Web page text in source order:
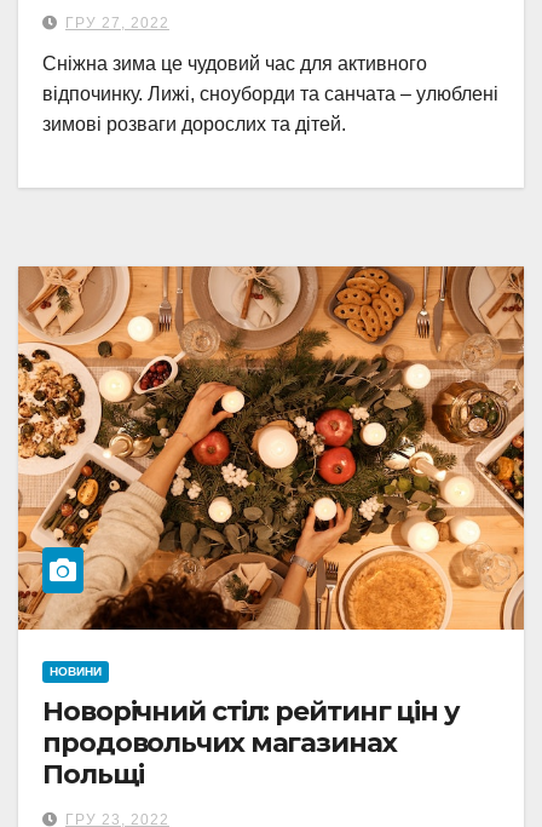
ГРУ 27, 2022
Сніжна зима це чудовий час для активного
відпочинку. Лижі, сноуборди та санчата – улюблені
зимові розваги дорослих та дітей.
НОВИНИ
Новорічний стіл: рейтинг цін у
продовольчих магазинах
Польщі
ГРУ 23, 2022